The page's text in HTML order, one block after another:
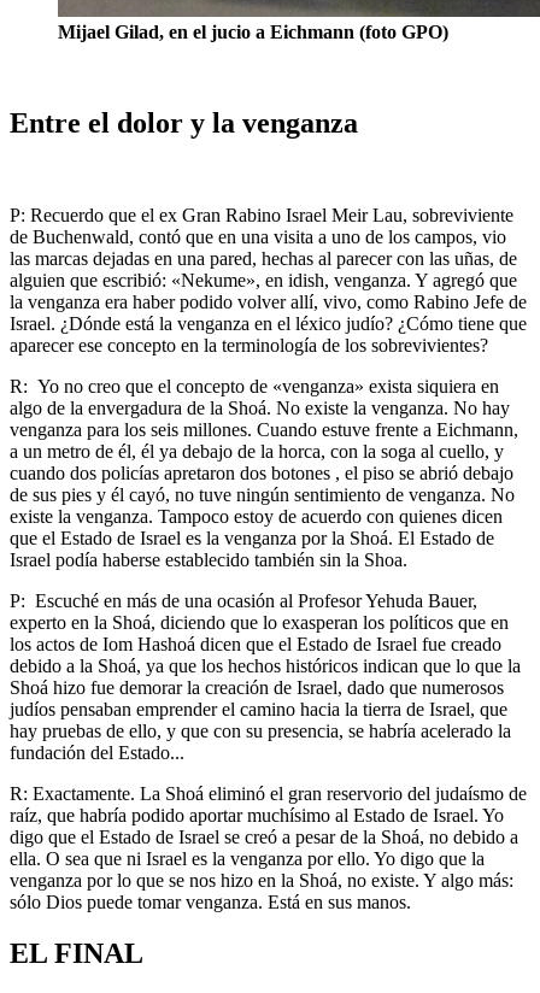
Mijael Gilad, en el jucio a Eichmann (foto GPO)
Entre el dolor y la venganza
P: Recuerdo que el ex Gran Rabino Israel Meir Lau, sobreviviente
de Buchenwald, contó que en una visita a uno de los campos, vio
las marcas dejadas en una pared, hechas al parecer con las uñas, de
alguien que escribió: «Nekume», en idish, venganza. Y agregó que
la venganza era haber podido volver allí, vivo, como Rabino Jefe de
Israel. ¿Dónde está la venganza en el léxico judío? ¿Cómo tiene que
aparecer ese concepto en la terminología de los sobrevivientes?
R: Yo no creo que el concepto de «venganza» exista siquiera en
algo de la envergadura de la Shoá. No existe la venganza. No hay
venganza para los seis millones. Cuando estuve frente a Eichmann,
a un metro de él, él ya debajo de la horca, con la soga al cuello, y
cuando dos policías apretaron dos botones , el piso se abrió debajo
de sus pies y él cayó, no tuve ningún sentimiento de venganza. No
existe la venganza. Tampoco estoy de acuerdo con quienes dicen
que el Estado de Israel es la venganza por la Shoá. El Estado de
Israel podía haberse establecido también sin la Shoa.
P: Escuché en más de una ocasión al Profesor Yehuda Bauer,
experto en la Shoá, diciendo que lo exasperan los políticos que en
los actos de Iom Hashoá dicen que el Estado de Israel fue creado
debido a la Shoá, ya que los hechos históricos indican que lo que la
Shoá hizo fue demorar la creación de Israel, dado que numerosos
judíos pensaban emprender el camino hacia la tierra de Israel, que
hay pruebas de ello, y que con su presencia, se habría acelerado la
fundación del Estado...
R: Exactamente. La Shoá eliminó el gran reservorio del judaísmo de
raíz, que habría podido aportar muchísimo al Estado de Israel. Yo
digo que el Estado de Israel se creó a pesar de la Shoá, no debido a
ella. O sea que ni Israel es la venganza por ello. Yo digo que la
venganza por lo que se nos hizo en la Shoá, no existe. Y algo más:
sólo Dios puede tomar venganza. Está en sus manos.
EL FINAL